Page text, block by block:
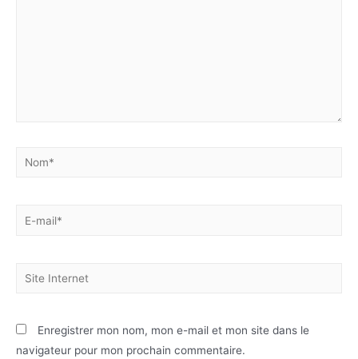
Enregistrer mon nom, mon e-mail et mon site dans le
navigateur pour mon prochain commentaire.